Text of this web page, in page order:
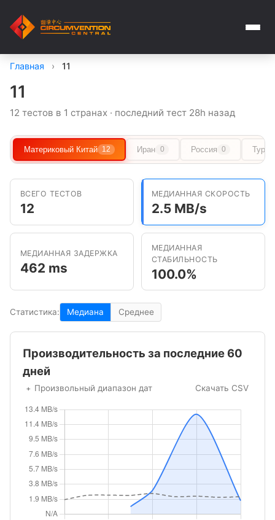
Главная › 11
11
12 тестов в 1 странах · последний тест 28h назад
Материковый Китай 12 Иран 0 Россия 0
ВСЕГО ТЕСТОВ
12
МЕДИАННАЯ СКОРОСТЬ
2.5 MB/s
МЕДИАННАЯ ЗАДЕРЖКА
462 ms
МЕДИАННАЯ
СТАБИЛЬНОСТЬ
100.0%
Статистика: Медиана Среднее
Производительность за последние 60
дней
Произвольный диапазон дат Скачать CSV